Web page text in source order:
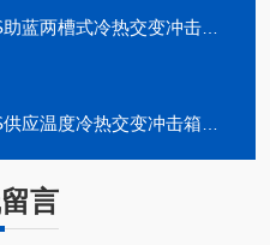
两槽式冷热交变冲击试验箱
应温度冷热交变冲击箱价格
言